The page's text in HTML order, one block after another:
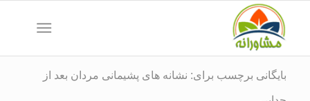
بایگانی برچسب برای: نشانه های پشیمانی مردان بعد از